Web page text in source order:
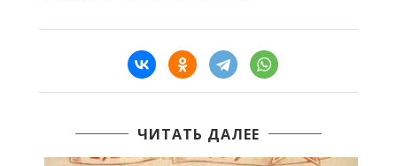
ЧИТАТЬ ДАЛЕЕ